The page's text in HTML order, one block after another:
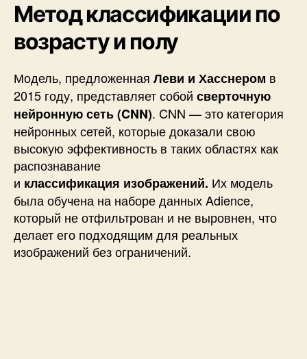
Метод классификации по
возрасту и полу
Модель, предложенная Леви и Хасснером в
2015 году, представляет собой сверточную
нейронную сеть (CNN). CNN — это категория
нейронных сетей, которые доказали свою
высокую эффективность в таких областях как
распознавание
и классификация изображений. Их модель
была обучена на наборе данных Adience,
который не отфильтрован и не выровнен, что
делает его подходящим для реальных
изображений без ограничений.